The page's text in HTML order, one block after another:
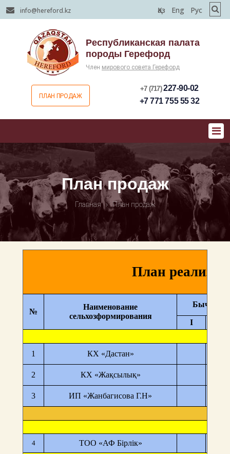
info@hereford.kz Қаз Eng Рус
Республиканская палата
породы Герефорд
Член мирового совета Герефорд
ПЛАН ПРОДАЖ
+7 (717)227-90-02
+7 771 755 55 32
План продаж
Главная › План продаж